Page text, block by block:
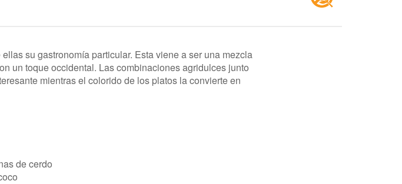
su gastronomía particular. Esta viene a ser una mezcla
un toque occidental. Las combinaciones agridulces junto
mientras el colorido de los platos la convierte en
de cerdo